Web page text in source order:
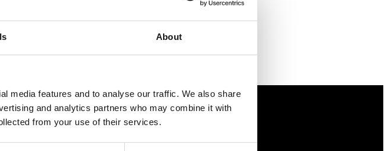
About
media features and to analyse our traffic. We also share
and analytics partners who may combine it with
from your use of their services.
småföretagare